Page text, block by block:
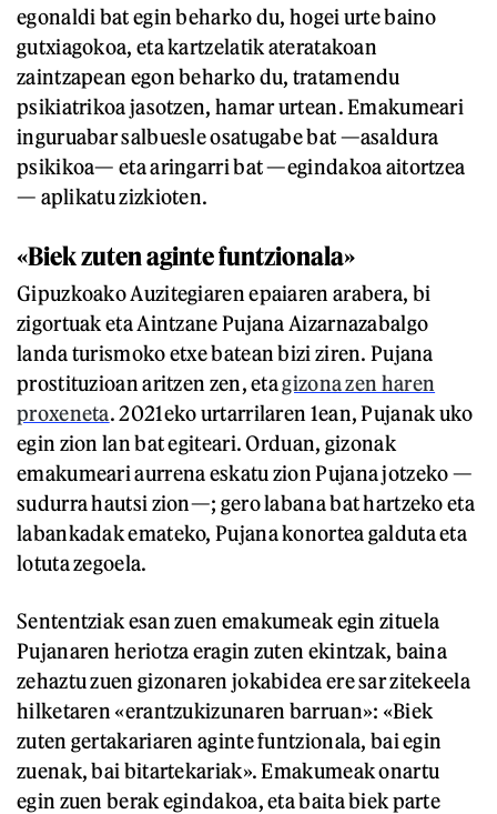
egonaldi bat egin beharko du, hogei urte baino
gutxiagokoa, eta kartzelatik ateratakoan
zaintzapean egon beharko du, tratamendu
psikiatrikoa jasotzen, hamar urtean. Emakumeari
inguruabar salbuesle osatugabe bat —asaldura
psikikoa— eta aringarri bat —egindakoa aitortzea
— aplikatu zizkioten.
«Biek zuten aginte funtzionala»
Gipuzkoako Auzitegiaren epaiaren arabera, bi
zigortuak eta Aintzane Pujana Aizarnazabalgo
landa turismoko etxe batean bizi ziren. Pujana
prostituzioan aritzen zen, etagizona zen haren
proxeneta. 2021eko urtarrilaren 1ean, Pujanak uko
egin zion lan bat egiteari. Orduan, gizonak
emakumeari aurrena eskatu zion Pujana jotzeko —
sudurra hautsi zion—; gero labana bat hartzeko eta
labankadak emateko, Pujana konortea galduta eta
lotuta zegoela.
Sententziak esan zuen emakumeak egin zituela
Pujanaren heriotza eragin zuten ekintzak, baina
zehaztu zuen gizonaren jokabidea ere sar zitekeela
hilketaren «erantzukizunaren barruan»: «Biek
zuten gertakariaren aginte funtzionala, bai egin
zuenak, bai bitartekariak». Emakumeak onartu
egin zuen berak egindakoa, eta baita biek parte